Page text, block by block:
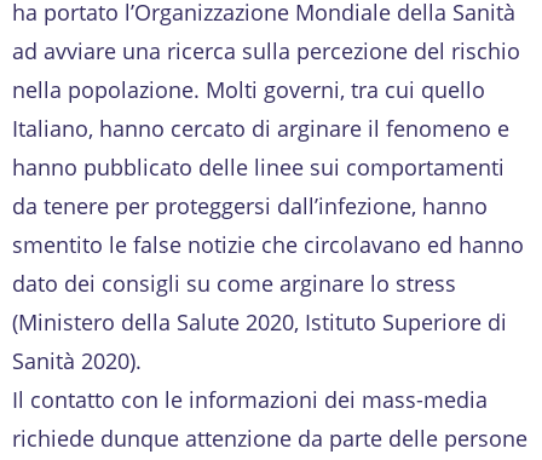
ha portato l’Organizzazione Mondiale della Sanità
ad avviare una ricerca sulla percezione del rischio
nella popolazione. Molti governi, tra cui quello
Italiano, hanno cercato di arginare il fenomeno e
hanno pubblicato delle linee sui comportamenti
da tenere per proteggersi dall’infezione, hanno
smentito le false notizie che circolavano ed hanno
dato dei consigli su come arginare lo stress
(Ministero della Salute 2020, Istituto Superiore di
Sanità 2020).
Il contatto con le informazioni dei mass-media
richiede dunque attenzione da parte delle persone